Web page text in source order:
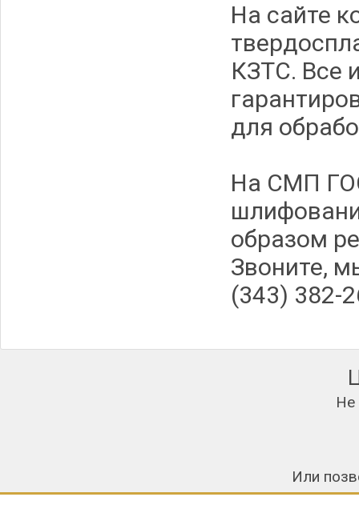
На сайте
КЗТС. Все
для
На СМП
образом
Звоните,
(343) 382-
Не
Или